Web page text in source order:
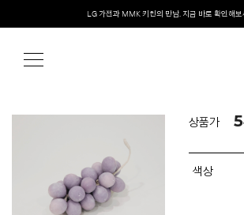
LG 가전과 MMK 키친의 만남. 지금 바로 확인해보
상품가
색상